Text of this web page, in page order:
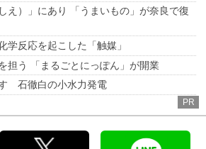
え）」にあり 「うまいもの」が奈良で復
学反応を起こした「触媒」
担う 「まるごとにっぽん」が開業
石徹白の小水力発電
PR